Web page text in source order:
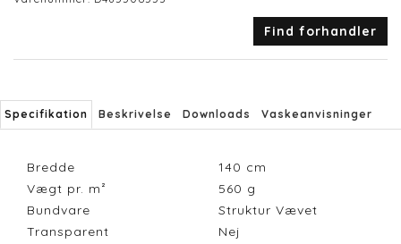
Find forhandler
Specifikation Beskrivelse Downloads Vaskeanvisninger
Bredde 140 cm
Vægt pr. m²
560 g
Bundvare
Struktur Vævet
Transparent
Nej